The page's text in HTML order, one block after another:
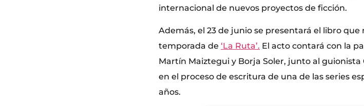
internacional de nuevos proyectos de ficción.
Además, el 23 de junio se presentará el libro
temporada de ‘La Ruta’. El acto contará con la
Martín Maiztegui y Borja Soler, junto al
en el proceso de escritura de una de las series
años.